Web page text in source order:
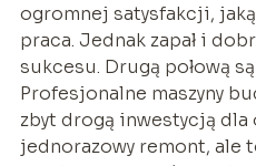
ogromnej satysfakcji,
praca. Jednak zapał i
sukcesu. Drugą połową
Profesjonalne maszyny
zbyt drogą inwestycją
jednorazowy remont, ale